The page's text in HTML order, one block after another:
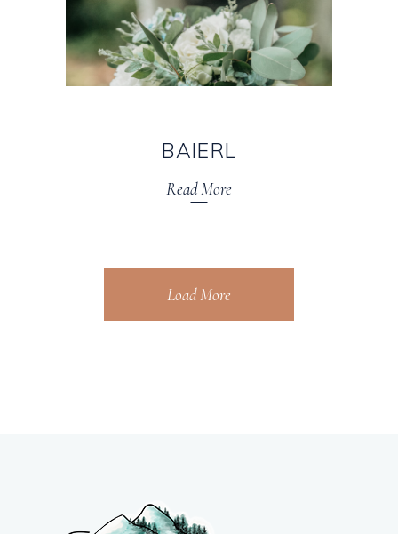
BAIERL
Read More
Load More